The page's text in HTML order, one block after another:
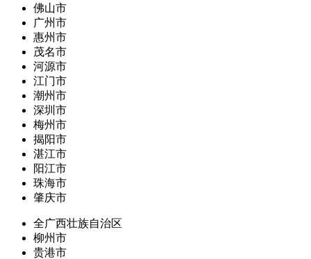
佛山市
广州市
惠州市
茂名市
河源市
江门市
潮州市
深圳市
梅州市
揭阳市
湛江市
阳江市
珠海市
肇庆市
全广西壮族自治区
柳州市
贵港市